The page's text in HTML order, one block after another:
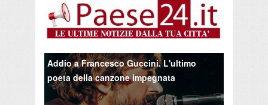
Addio a Francesco Guccini. L'ultimo
poeta della canzone impegnata